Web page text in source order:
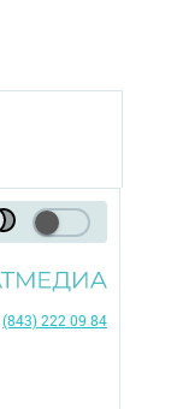
(843) 222 09 84